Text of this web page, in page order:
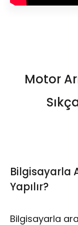
Motor
Bilgisayarla
Yapılır?
Bilgisayarla